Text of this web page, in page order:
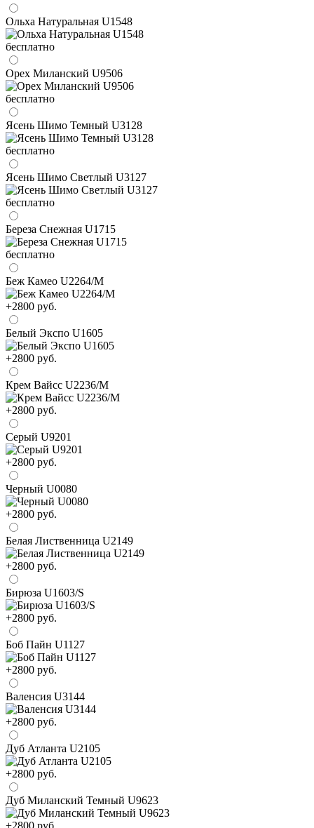
Ольха Натуральная U1548
бесплатно
Орех Миланский U9506
бесплатно
Ясень Шимо Темный U3128
бесплатно
Ясень Шимо Светлый U3127
бесплатно
Береза Снежная U1715
бесплатно
Беж Камео U2264/М
+2800 руб.
Белый Экспо U1605
+2800 руб.
Крем Вайсс U2236/М
+2800 руб.
Серый U9201
+2800 руб.
Черный U0080
+2800 руб.
Белая Лиственница U2149
+2800 руб.
Бирюза U1603/S
+2800 руб.
Боб Пайн U1127
+2800 руб.
Валенсия U3144
+2800 руб.
Дуб Атланта U2105
+2800 руб.
Дуб Миланский Темный U9623
+2800 руб.